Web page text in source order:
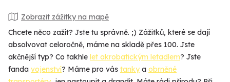
Zobrazit zážitky na mapě
Chcete něco zažít? Jste tu správně. ;) Zážitků, které se dají
absolvovat celoročně, máme na skladě přes 100. Jste
akčnější typ? Co takhle let akrobatickým letadlem? Jste
fanda vojenství? Máme pro vás tanky a obrněné